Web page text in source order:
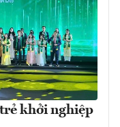
khởi nghiệp